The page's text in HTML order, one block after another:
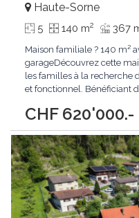
CHF 620'000.-
Haute-Sorne
5 140 m2 367
Maison familiale ? 140 m²
garageDécouvrez cette
les familles à la recherche
et fonctionnel. Bénéficiant
sublimée par un jardin
moments conviviaux....